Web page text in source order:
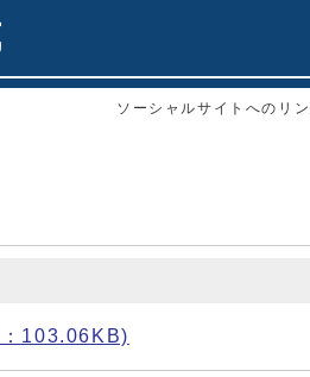
ソーシャルサイトへのリ
103.06KB)